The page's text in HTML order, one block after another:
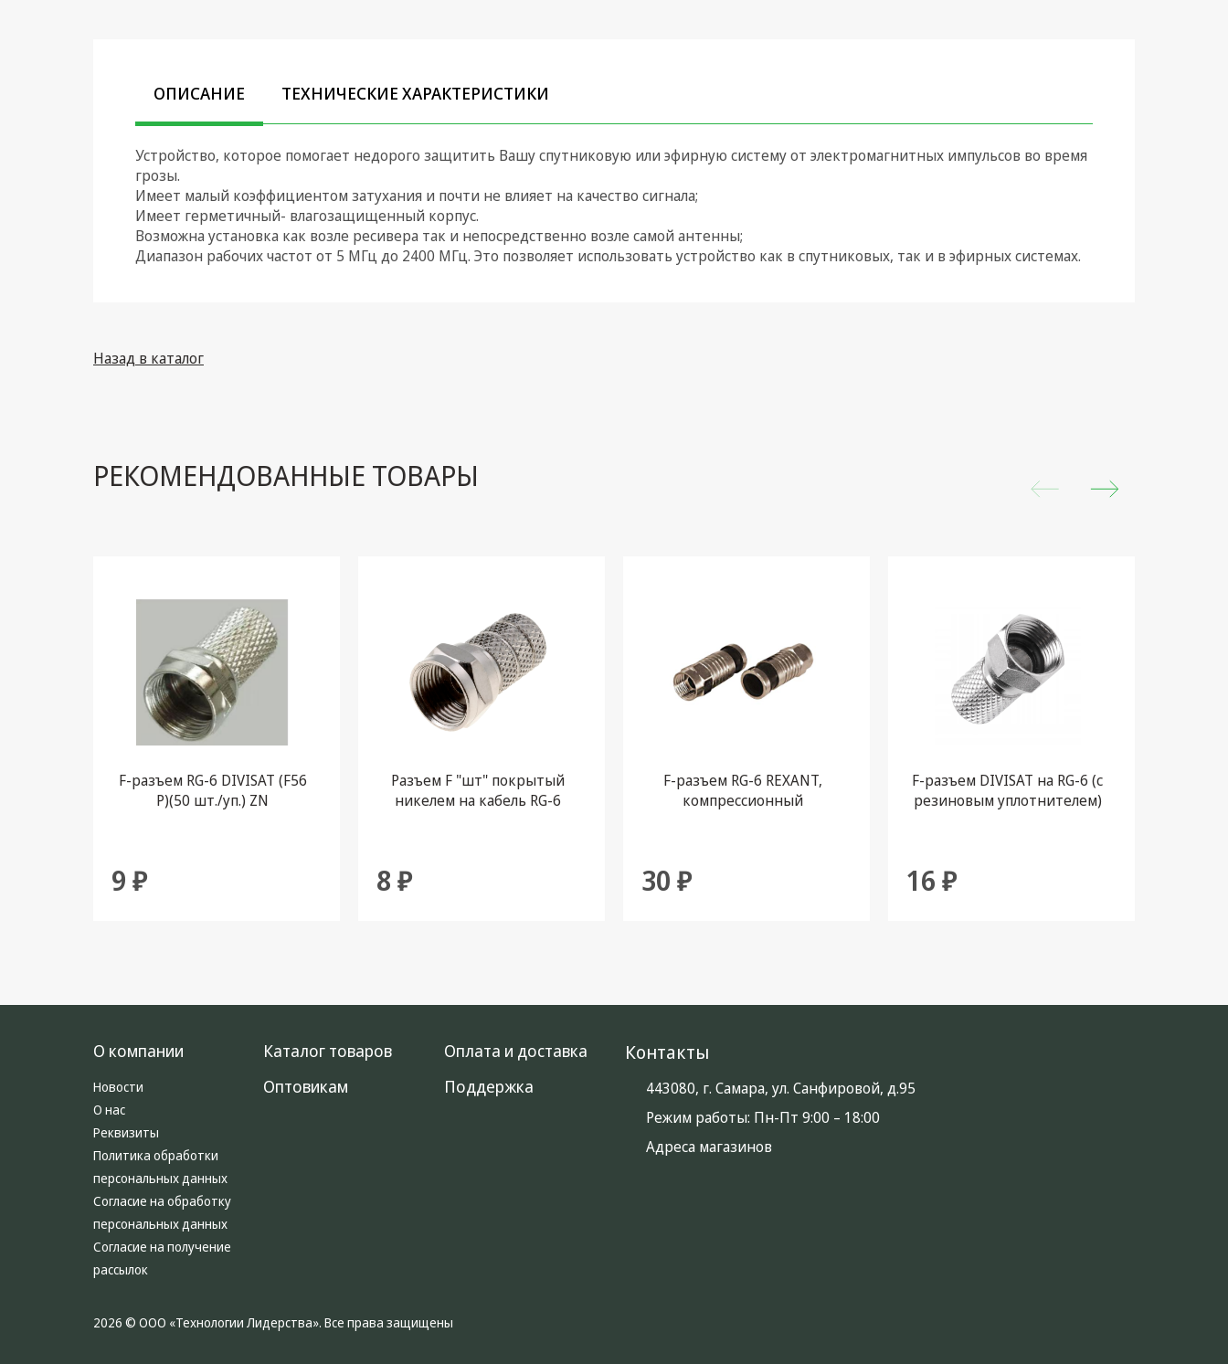
Коммутационное
Климатическая техника
Электрика
Светотехника
ОПИСАНИЕ ТЕХНИЧЕСКИЕ ХАРАКТЕРИСТИКИ
Устройство, которое помогает недорого защитить Вашу спутниковую или эфирную систему от электромагнитных импульсов во время
грозы.
Имеет малый коэффициентом затухания и почти не влияет на качество сигнала;
Имеет герметичный- влагозащищенный корпус.
Возможна установка как возле ресивера так и непосредственно возле самой антенны;
Диапазон рабочих частот от 5 МГц до 2400 МГц. Это позволяет использовать устройство как в спутниковых, так и в эфирных системах.
Назад в каталог
РЕКОМЕНДОВАННЫЕ ТОВАРЫ
F-разъем RG-6 DIVISAT (F56
P)(50 шт./уп.) ZN
9 ₽
Разъем F "шт" покрытый
никелем на кабель RG-6
8 ₽
F-разъем RG-6 REXANT,
компрессионный
30 ₽
F-разъем DIVISAT на RG-6 (с
резиновым уплотнителем)
16 ₽
О компании
Новости
О нас
Реквизиты
Политика обработки
персональных данных
Согласие на обработку
персональных данных
Согласие на получение
рассылок
Каталог товаров
Оплата и доставка
Оптовикам
Поддержка
Контакты
443080, г. Самара, ул. Санфировой, д.95
Режим работы: Пн-Пт 9:00 – 18:00
Адреса магазинов
2026 © ООО «Технологии Лидерства». Все права защищены